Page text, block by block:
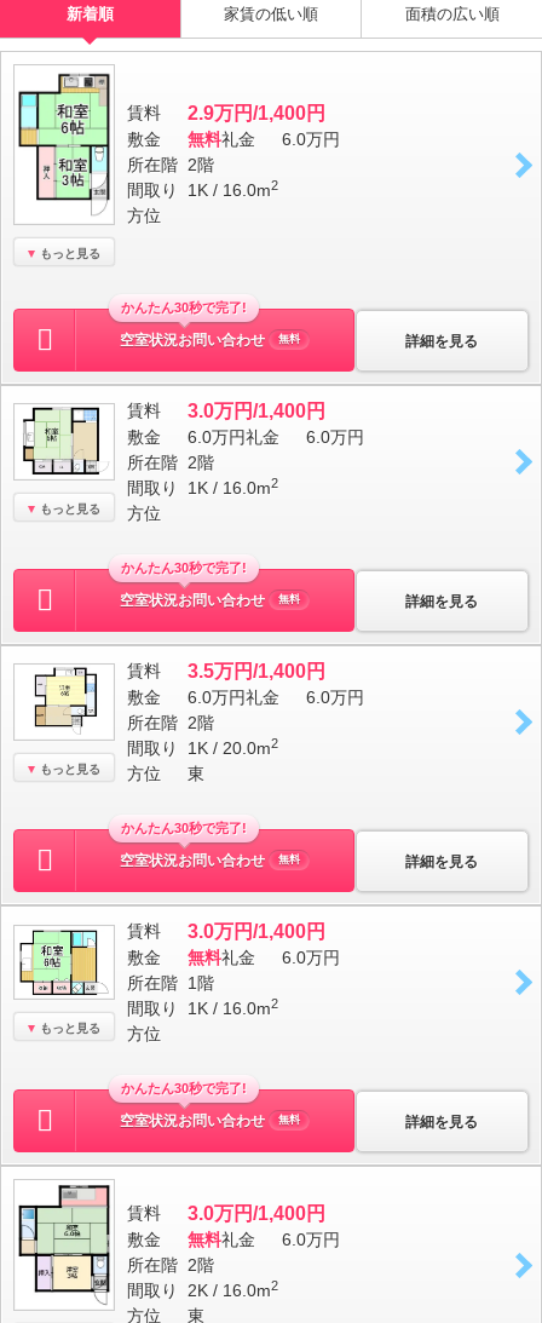
新着順 家賃の低い順 面積の広い順
もっと見る
賃料 2.9万円/1,400円
敷金 無料礼金
6.0万円
所在階 2階
間取り
1K / 16.0m2
方位
詳細を見る
かんたん30秒で完了!
空室状況お問い合わせ 無料
もっと見る
賃料 3.0万円/1,400円
敷金 6.0万円礼金
6.0万円
所在階 2階
間取り
1K / 16.0m2
方位
詳細を見る
かんたん30秒で完了!
空室状況お問い合わせ 無料
もっと見る
賃料 3.5万円/1,400円
敷金 6.0万円礼金
6.0万円
所在階 2階
間取り
1K / 20.0m2
方位 東
詳細を見る
かんたん30秒で完了!
空室状況お問い合わせ 無料
もっと見る
賃料 3.0万円/1,400円
敷金 無料礼金
6.0万円
所在階 1階
間取り
1K / 16.0m2
方位
詳細を見る
かんたん30秒で完了!
空室状況お問い合わせ 無料
賃料 3.0万円/1,400円
敷金 無料礼金
6.0万円
所在階 2階
間取り
2K / 16.0m2
方位 東